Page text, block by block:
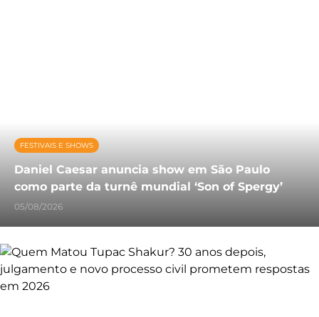
FESTIVAIS E SHOWS
Daniel Caesar anuncia show em São Paulo
como parte da turnê mundial ‘Son of Spergy’
05/08/2026